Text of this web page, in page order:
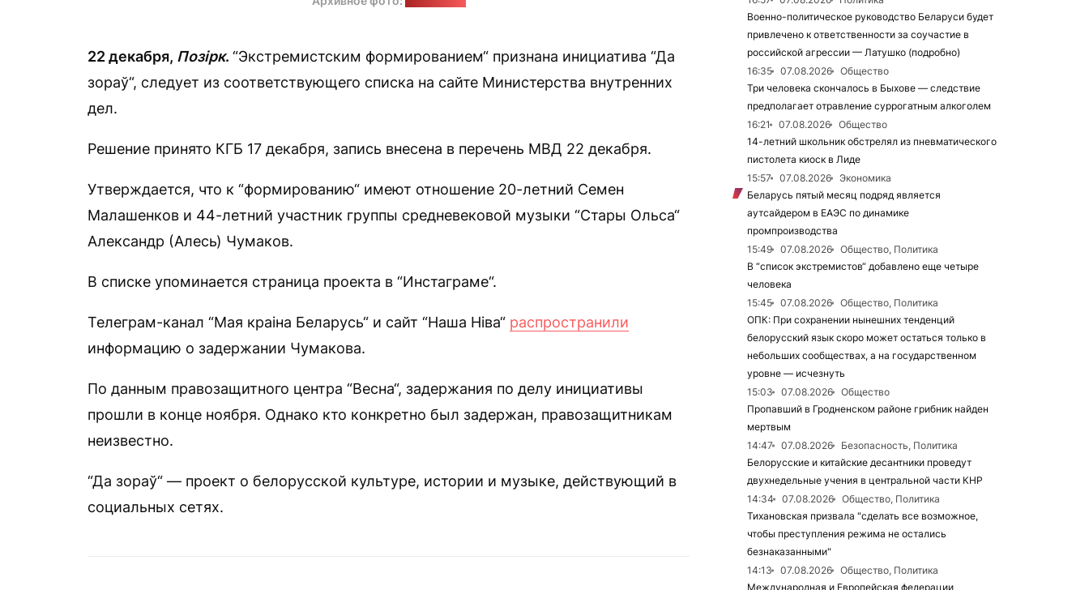
22 декабря, Позірк. “Экстремистским формированием“ признана инициатива “Да
зораў“, следует из соответствующего списка на сайте Министерства внутренних
дел.
Решение принято КГБ 17 декабря, запись внесена в перечень МВД 22 декабря.
Утверждается, что к “формированию“ имеют отношение 20-летний Семен
Малашенков и 44-летний участник группы средневековой музыки “Стары Ольса“
Александр (Алесь) Чумаков.
В списке упоминается страница проекта в “Инстаграме“.
Телеграм-канал “Мая краіна Беларусь“ и сайт “Наша Ніва“ распространили
информацию о задержании Чумакова.
По данным правозащитного центра “Весна“, задержания по делу инициативы
прошли в конце ноября. Однако кто конкретно был задержан, правозащитникам
неизвестно.
“Да зораў“ — проект о белорусской культуре, истории и музыке, действующий в
социальных сетях.
Военно-политическое руководство Беларуси будет
привлечено к ответственности за соучастие в
российской агрессии — Латушко (подробно)
16:35
07.08.2026
Общество
Три человека скончалось в Быхове — следствие
предполагает отравление суррогатным алкоголем
16:21
07.08.2026
Общество
14-летний школьник обстрелял из пневматического
пистолета киоск в Лиде
15:57
07.08.2026
Экономика
Беларусь пятый месяц подряд является
аутсайдером в ЕАЭС по динамике
промпроизводства
15:49
07.08.2026
Общество, Политика
В “список экстремистов“ добавлено еще четыре
человека
15:45
07.08.2026
Общество, Политика
ОПК: При сохранении нынешних тенденций
белорусский язык скоро может остаться только в
небольших сообществах, а на государственном
уровне — исчезнуть
15:03
07.08.2026
Общество
Пропавший в Гродненском районе грибник найден
мертвым
14:47
07.08.2026
Безопасность, Политика
Белорусские и китайские десантники проведут
двухнедельные учения в центральной части КНР
14:34
07.08.2026
Общество, Политика
Тихановская призвала "сделать все возможное,
чтобы преступления режима не остались
безнаказанными"
14:13
07.08.2026
Общество, Политика
Международная и Европейская федерации